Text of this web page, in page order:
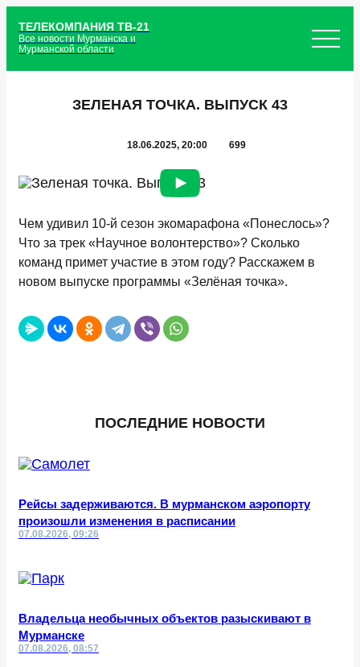
ТЕЛЕКОМПАНИЯ ТВ-21
Все новости Мурманска и
Мурманской области
ЗЕЛЕНАЯ ТОЧКА. ВЫПУСК 43
18.06.2025, 20:00 699
Чем удивил 10-й сезон экомарафона «Понеслось»?
Что за трек «Научное волонтерство»? Сколько
команд примет участие в этом году? Расскажем в
новом выпуске программы «Зелёная точка».
ПОСЛЕДНИЕ НОВОСТИ
Рейсы задерживаются. В мурманском аэропорту
произошли изменения в расписании
07.08.2026, 09:26
Владельца необычных объектов разыскивают в
Мурманске
07.08.2026, 08:57